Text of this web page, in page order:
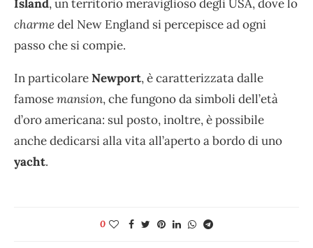
Island, un territorio meraviglioso degli USA, dove lo
charmedel New England si percepisce ad ogni
passo che si compie.
In particolareNewport, è caratterizzata dalle
famosemansion, che fungono da simboli dell’età
d’oro americana: sul posto, inoltre, è possibile
anche dedicarsi alla vita all’aperto a bordo di uno
yacht.
0